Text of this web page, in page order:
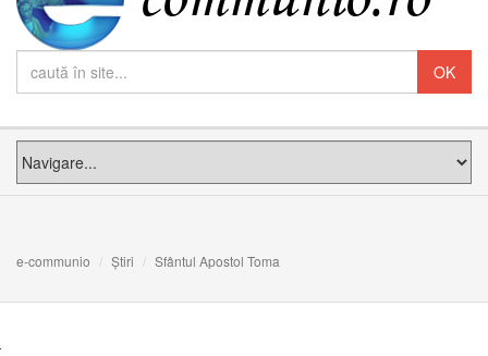
e-communio Știri Sfântul Apostol Toma